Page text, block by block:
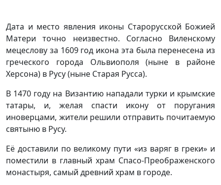
Дата и место явления иконы Старорусской Божией
Матери точно неизвестно. Согласно Виленскому
мецеслову за 1609 год икона эта была перенесена из
греческого города Ольвиополя (ныне в районе
Херсона) в Русу (ныне Старая Русса).
В 1470 году на Византию нападали турки и крымские
татары, и, желая спасти икону от поругания
иноверцами, жители решили отправить почитаемую
святыню в Русу.
Её доставили по великому пути «из варяг в греки» и
поместили в главный храм Спасо-Преображенского
монастыря, самый древний храм в городе.